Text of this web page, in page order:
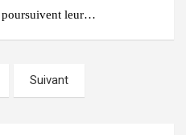
poursuivent leur…
Suivant